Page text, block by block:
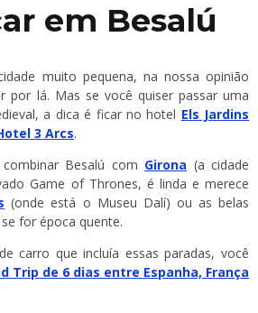
em Besalú
muito pequena, na nossa opinião
por lá. Mas se você quiser passar uma
a dica é ficar no hotel Els Jardins
3 Arcs.
Besalú com Girona (a cidade
Game of Thrones, é linda e merece
(onde está o Museu Dalí) ou as belas
se for época quente.
carro que incluía essas paradas, você
Trip de 6 dias entre Espanha, França